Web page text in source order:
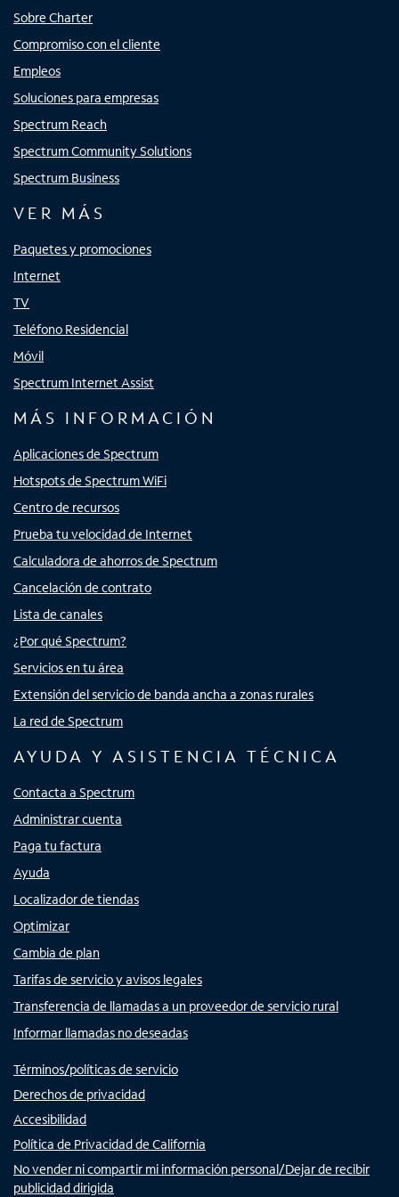
Sobre Charter
Compromiso con el cliente
Empleos
Soluciones para empresas
Spectrum Reach
Spectrum Community Solutions
Spectrum Business
VER MÁS
Paquetes y promociones
Internet
TV
Teléfono Residencial
Móvil
Spectrum Internet Assist
MÁS INFORMACIÓN
Aplicaciones de Spectrum
Hotspots de Spectrum WiFi
Centro de recursos
Prueba tu velocidad de Internet
Calculadora de ahorros de Spectrum
Cancelación de contrato
Lista de canales
¿Por qué Spectrum?
Servicios en tu área
Extensión del servicio de banda ancha a zonas rurales
La red de Spectrum
AYUDA Y ASISTENCIA TÉCNICA
Contacta a Spectrum
Administrar cuenta
Paga tu factura
Ayuda
Localizador de tiendas
Optimizar
Cambia de plan
Tarifas de servicio y avisos legales
Transferencia de llamadas a un proveedor de servicio rural
Informar llamadas no deseadas
Términos/políticas de servicio
Derechos de privacidad
Accesibilidad
Política de Privacidad de California
No vender ni compartir mi información personal/Dejar de recibir
publicidad dirigida